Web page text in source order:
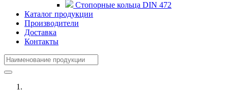
Стопорные кольца DIN 472
Каталог продукции
Производители
Доставка
Контакты